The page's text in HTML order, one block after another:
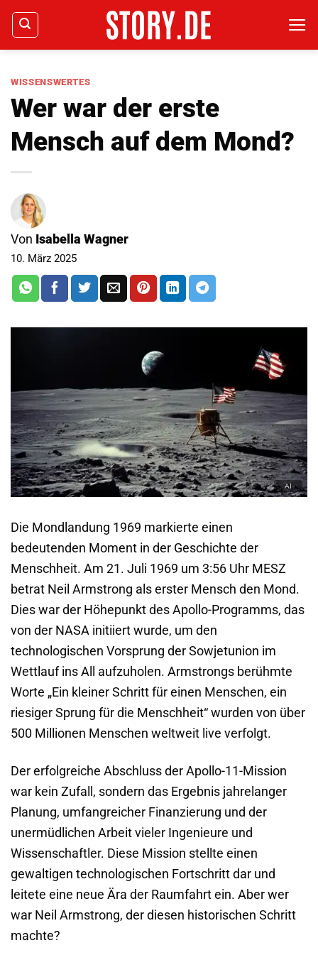
Zum
Inhalt
springen
WISSENSWERTES
Wer war der erste
Mensch auf dem Mond?
Von Isabella Wagner
10. März 2025
Die Mondlandung 1969 markierte einen
bedeutenden Moment in der Geschichte der
Menschheit. Am 21. Juli 1969 um 3:56 Uhr MESZ
betrat Neil Armstrong als erster Mensch den Mond.
Dies war der Höhepunkt des Apollo-Programms, das
von der NASA initiiert wurde, um den
technologischen Vorsprung der Sowjetunion im
Wettlauf ins All aufzuholen. Armstrongs berühmte
Worte „Ein kleiner Schritt für einen Menschen, ein
riesiger Sprung für die Menschheit“ wurden von über
500 Millionen Menschen weltweit live verfolgt.
Der erfolgreiche Abschluss der Apollo-11-Mission
war kein Zufall, sondern das Ergebnis jahrelanger
Planung, umfangreicher Finanzierung und der
unermüdlichen Arbeit vieler Ingenieure und
Wissenschaftler. Diese Mission stellte einen
gewaltigen technologischen Fortschritt dar und
leitete eine neue Ära der Raumfahrt ein. Aber wer
war Neil Armstrong, der diesen historischen Schritt
machte?